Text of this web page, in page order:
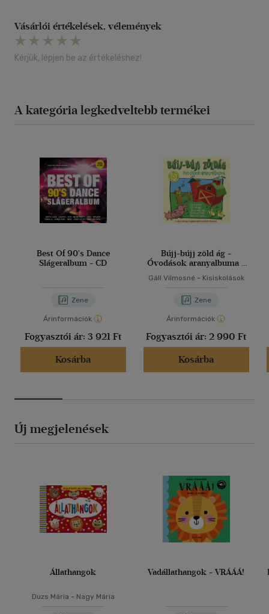
Vásárlói értékelések, vélemények
Kérjük, lépjen be az értékeléshez!
A kategória legkedveltebb termékei
Best Of 90's Dance
Slágeralbum - CD
Zene
Árinformációk
Fogyasztói ár: 3 921 Ft
Kosárba
Bújj-bújj zöld ág -
Óvodások aranyalbuma -
Gáll Vilmosné- Kisiskolások
Zene
Árinformációk
Fogyasztói ár: 2 990 Ft
Kosárba
Új megjelenések
Állathangok
Duzs Mária - Nagy Mária
Vadállathangok - VRÁÁÁ!